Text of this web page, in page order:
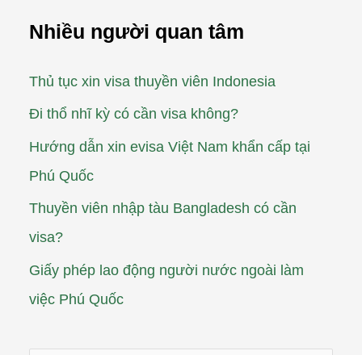
Nhiều người quan tâm
Thủ tục xin visa thuyền viên Indonesia
Đi thổ nhĩ kỳ có cần visa không?
Hướng dẫn xin evisa Việt Nam khẩn cấp tại
Phú Quốc
Thuyền viên nhập tàu Bangladesh có cần
visa?
Giấy phép lao động người nước ngoài làm
việc Phú Quốc